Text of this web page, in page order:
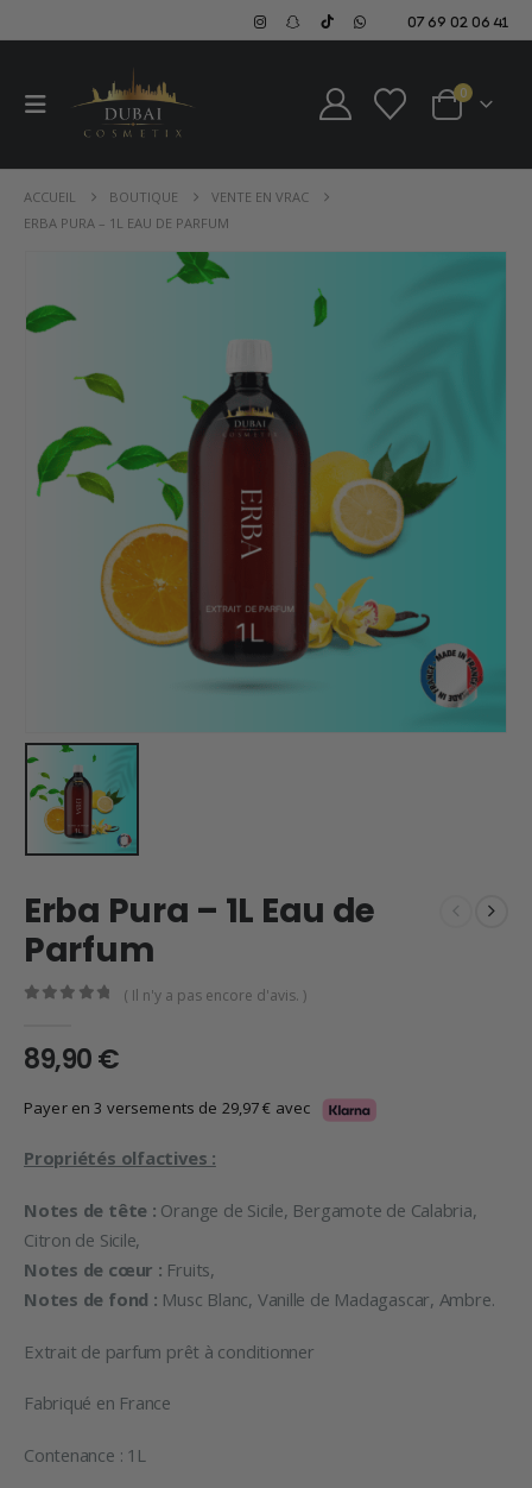
07 69 02 06 41
0
ACCUEIL BOUTIQUE
VENTE EN VRAC
ERBA PURA – 1L EAU DE PARFUM
Erba Pura – 1L Eau de
Parfum
( Il n'y a pas encore d'avis. )
89,90€
Payer en 3 versements de 29,97€ avec
Propriétés olfactives :
Notes de tête : Orange de Sicile, Bergamote de Calabria,
Citron de Sicile,
Notes de cœur : Fruits,
Notes de fond : Musc Blanc, Vanille de Madagascar, Ambre.
Extrait de parfum prêt à conditionner
Fabriqué en France
Contenance : 1L